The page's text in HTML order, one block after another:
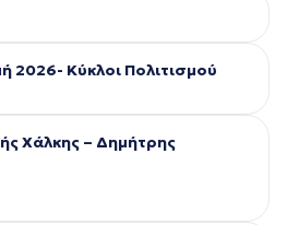
2026- Κύκλοι Πολιτισμού
Χάλκης – Δημήτρης